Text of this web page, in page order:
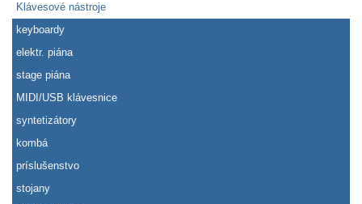
Klávesové nástroje
keyboardy
elektr. piána
stage piána
MIDI/USB klávesnice
syntetizátory
kombá
príslušenstvo
stojany